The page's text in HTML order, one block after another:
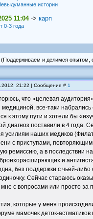
истории
11:04-> карп
0-3 года
(Поддерживаем и делимся опытом,
21:22 | Сообщение # 1
что «целевая
все-таки
к этому пути и хотели бы
диагноз поставили в 4 года.
усилиям наших медиков
с приступами,
ремиссию, а в последствии
и
без поддержки с чьей-
Сейчас стараюсь
с вопросами или просто за
которые у меня
мамочек деток-